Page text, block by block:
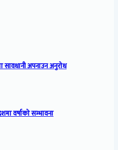
सावधानी अपनाउन अनुरोध
वर्षाको सम्भावना